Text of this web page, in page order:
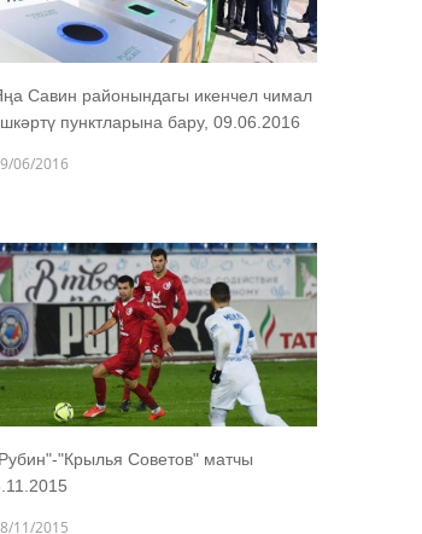
Савин районындагы икенчел чимал
пунктларына бару, 09.06.2016
06/2016
"Крылья Советов" матчы
11/2015